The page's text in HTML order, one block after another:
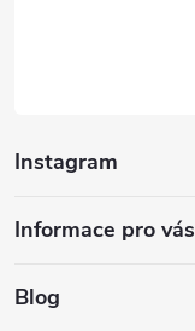
Instagram
Informace pro vás
Blog